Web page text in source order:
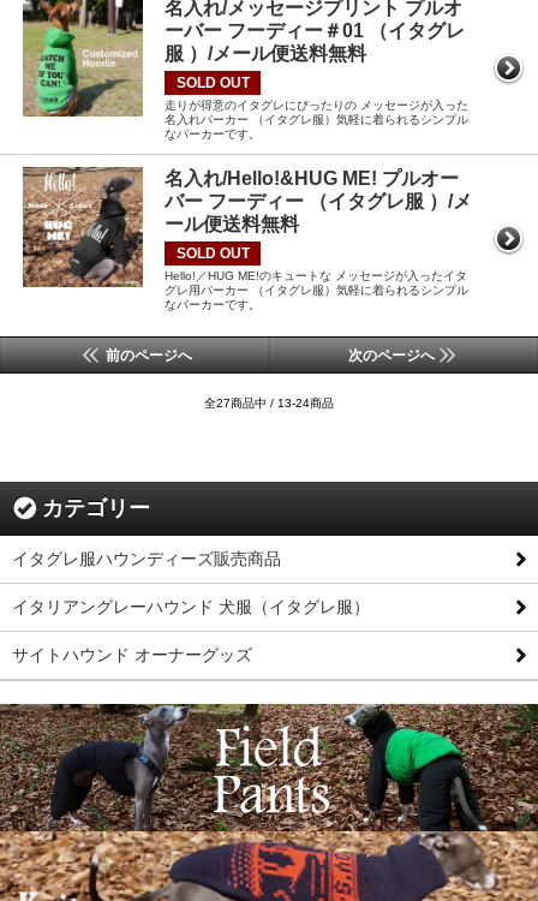
名入れ/メッセージプリント プルオ
ーバー フーディー＃01 （イタグレ
服 ）/メール便送料無料
SOLD OUT
走りが得意のイタグレにぴったりの メッセージが入った
名入れパーカー （イタグレ服）気軽に着られるシンプル
なパーカーです。
名入れ/Hello!&HUG ME! プルオー
バー フーディー （イタグレ服 ）/メ
ール便送料無料
SOLD OUT
Hello!／HUG ME!のキュートな メッセージが入ったイタ
グレ用パーカー （イタグレ服）気軽に着られるシンプル
なパーカーです。
前のページへ 次のページへ
全27商品中 / 13-24商品
カテゴリー
イタグレ服ハウンディーズ販売商品
イタリアングレーハウンド 犬服（イタグレ服）
サイトハウンド オーナーグッズ